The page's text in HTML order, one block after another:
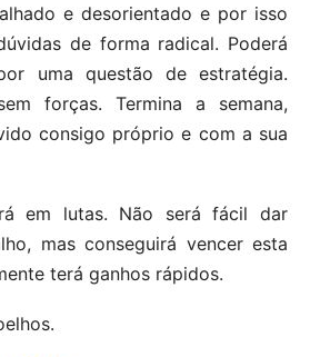
e desorientado e por isso
de forma radical. Poderá
uma questão de estratégia.
forças. Termina a semana,
consigo próprio e com a sua
em lutas. Não será fácil dar
mas conseguirá vencer esta
terá ganhos rápidos.